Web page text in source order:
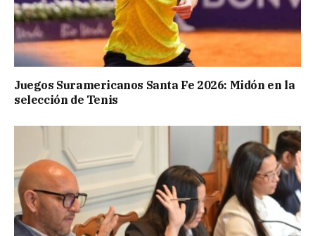
Juegos Suramericanos Santa Fe 2026: Midón en la
selección de Tenis